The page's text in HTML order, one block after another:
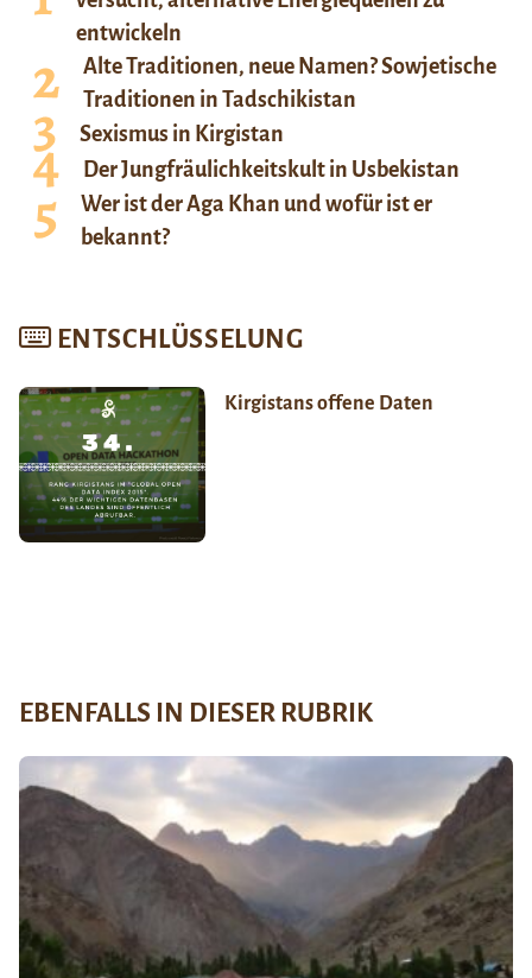
entwickeln
Alte Traditionen, neue Namen? Sowjetische
Traditionen in Tadschikistan
Sexismus in Kirgistan
Der Jungfräulichkeitskult in Usbekistan
Wer ist der Aga Khan und wofür ist er
bekannt?
ENTSCHLÜSSELUNG
Kirgistans offene Daten
EBENFALLS IN DIESER RUBRIK